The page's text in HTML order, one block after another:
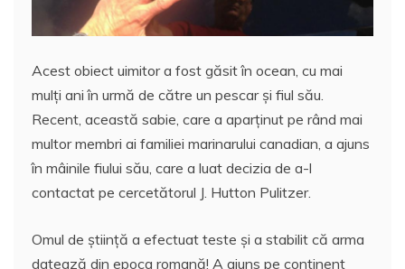
Acest obiect uimitor a fost găsit în ocean, cu mai
mulți ani în urmă de către un pescar și fiul său.
Recent, această sabie, care a aparținut pe rând mai
multor membri ai familiei marinarului canadian, a ajuns
în mâinile fiului său, care a luat decizia de a-l
contactat pe cercetătorul J. Hutton Pulitzer.
Omul de știință a efectuat teste și a stabilit că arma
datează din epoca romană! A ajuns pe continent